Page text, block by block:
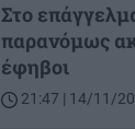
Στο
παρανόμως
έφηβοι
21:47 | 14/11/